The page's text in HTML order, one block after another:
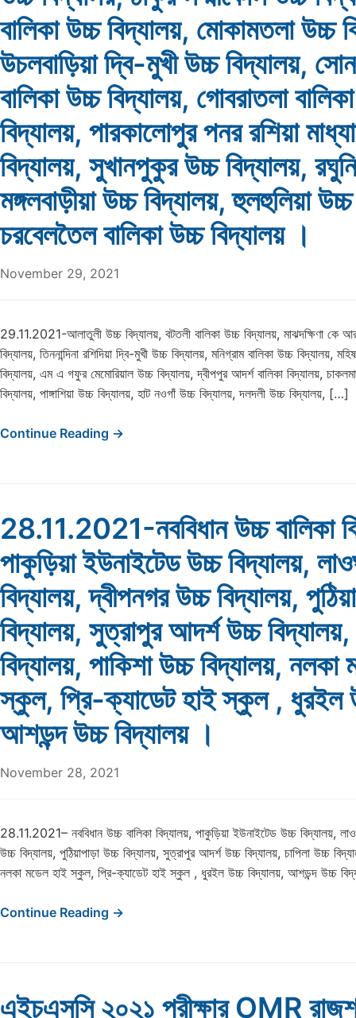
বালিকা উচ্চ বিদ্যালয়, মোকামতলা উচ্চ
উচলবাড়িয়া দ্বি-মুখী উচ্চ বিদ্যালয়,
বালিকা উচ্চ বিদ্যালয়, গোবরাতলা
বিদ্যালয়, পারকালোপুর পনর রশিয়া
বিদ্যালয়, সুখানপুকুর উচ্চ বিদ্যালয়,
মঙ্গলবাড়ীয়া উচ্চ বিদ্যালয়, হুলহুলিয়া
চরবেলতৈল বালিকা উচ্চ বিদ্যালয় ।
November 29, 2021
29.11.2021-আলাতুলী উচ্চ বিদ্যালয়, বটতলী বালিকা উচ্চ বিদ্যালয়, মাঝদক্ষিণা কে
বিদ্যালয়, তিননান্দিনা রশিদিয়া দ্বি-মুখী উচ্চ বিদ্যালয়, মনিগ্রাম বালিকা উচ্চ বিদ্যালয়,
বিদ্যালয়, এম এ গফুর মেমোরিয়াল উচ্চ বিদ্যালয়, দ্বীপপুর আদর্শ বালিকা বিদ্যালয়,
বিদ্যালয়, পাঙ্গাশিয়া উচ্চ বিদ্যালয়, হাট নওগাঁ উচ্চ বিদ্যালয়, দলদলী উচ্চ বিদ্যালয়, […]
Continue Reading →
28.11.2021-নববিধান উচ্চ বালিকা
পাকুড়িয়া ইউনাইটেড উচ্চ বিদ্যালয়,
বিদ্যালয়, দ্বীপনগর উচ্চ বিদ্যালয়,
বিদ্যালয়, সুত্রাপুর আদর্শ উচ্চ বিদ্যালয়,
বিদ্যালয়, পাকিশা উচ্চ বিদ্যালয়, নলকা
স্কুল, প্রি-ক্যাডেট হাই স্কুল , ধুরইল
আশড়ন্দ উচ্চ বিদ্যালয় ।
November 28, 2021
28.11.2021– নববিধান উচ্চ বালিকা বিদ্যালয়, পাকুড়িয়া ইউনাইটেড উচ্চ বিদ্যালয়,
উচ্চ বিদ্যালয়, পুঠিয়াপাড়া উচ্চ বিদ্যালয়, সুত্রাপুর আদর্শ উচ্চ বিদ্যালয়, চাপিলা উচ্চ
নলকা মডেল হাই স্কুল, প্রি-ক্যাডেট হাই স্কুল , ধুরইল উচ্চ বিদ্যালয়, আশড়ন্দ উচ্চ
Continue Reading →
এইচএসসি ২০২১ পরীক্ষার OMR